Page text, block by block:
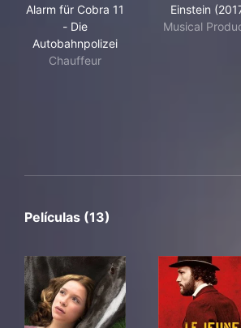
Alarm für Cobra 11
- Die
Autobahnpolizei
Chauffeur
Einstein
Musical
Películas (13)